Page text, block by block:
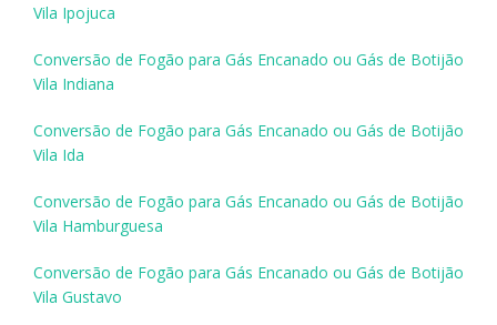
Vila Ipojuca
Conversão de Fogão para Gás Encanado ou Gás de Botijão
Vila Indiana
Conversão de Fogão para Gás Encanado ou Gás de Botijão
Vila Ida
Conversão de Fogão para Gás Encanado ou Gás de Botijão
Vila Hamburguesa
Conversão de Fogão para Gás Encanado ou Gás de Botijão
Vila Gustavo